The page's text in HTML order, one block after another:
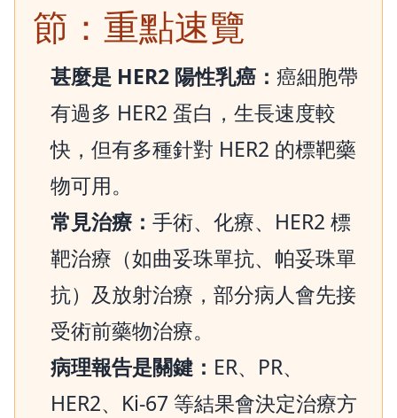
節：重點速覽
甚麼是 HER2 陽性乳癌： 癌細胞帶
有過多 HER2 蛋白，生長速度較
快，但有多種針對 HER2 的標靶藥
物可用。
常見治療： 手術、化療、HER2 標
靶治療（如曲妥珠單抗、帕妥珠單
抗）及放射治療，部分病人會先接
受術前藥物治療。
病理報告是關鍵： ER、PR、
HER2、Ki-67 等結果會決定治療方